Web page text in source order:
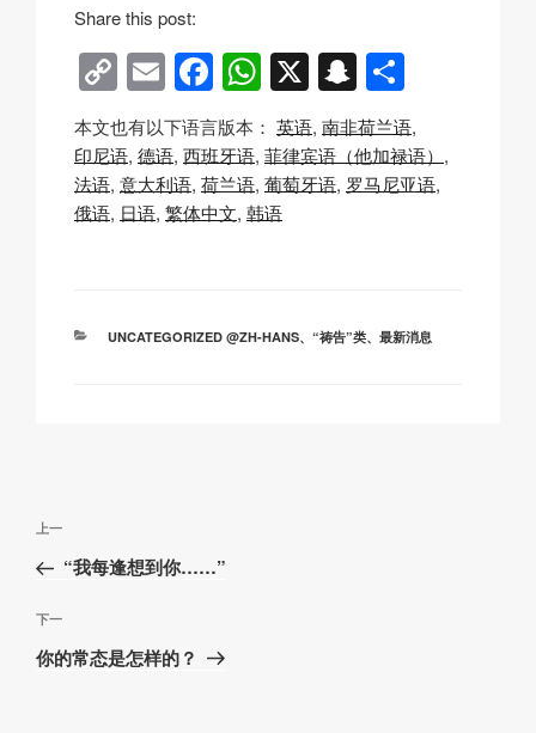
Share this post:
C
o
p
y
Li
E
m
ail
F
a
c
e
b
k
W
h
at
s
A
X S
n
a
p
享
本文也有以下语言版本： 英语 南非荷兰语
印尼语 德语 西班牙语 菲律宾语（他加禄语）
法语 意大利语 荷兰语 葡萄牙语 罗马尼亚语
俄语 日语 繁体中文 韩语
分
UNCATEGORIZED @ZH-HANS、 “祷告”类、 最新消息
文
导
航
上
一
文
章
上一
“我每逢想到你……”
下
一
下一
你的常态是怎样的？